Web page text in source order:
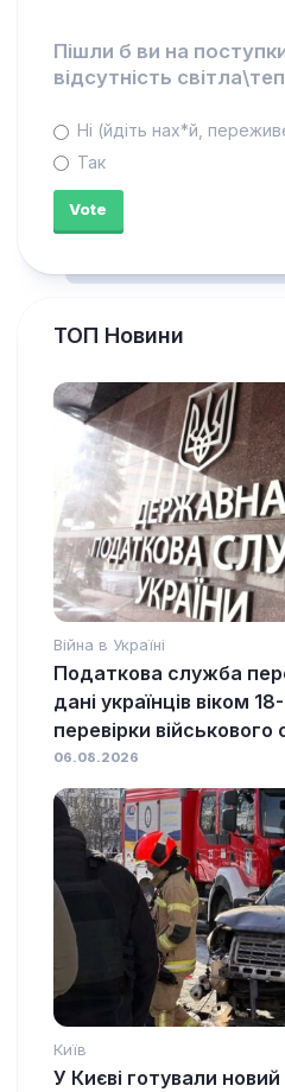
Пішли б ви на
відсутність
Ні (йдіть нах*й,
Так
ТОП Новини
Війна в Україні
Податкова служба
дані українців віком
перевірки військового
06.08.2026
Київ
У Києві готували